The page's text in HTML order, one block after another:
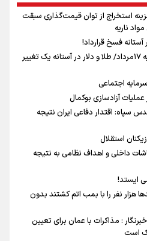
هزینه استخراج از توان قیمت‌گذاری سبقت
فسخ قرارداد!
پیش بینی نرخ ارز، طلا و سکه شنبه ۱۷مرداد/ طلا و دلار در آستانه یک تغییر
اجتماعی
آزادسازی بوکمال
سپاه: اقتدار دفاعی ایران نتیجه
استقلال
داخلی و اهداف نظامی به نتیجه
ایستد!
هزار نفر را با بمب اتم کشتند بدون
: مذاکرات با عمان برای تعیین
است